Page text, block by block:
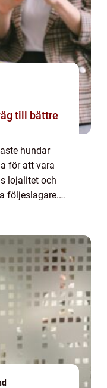
till bättre
hundar
för att vara
lojalitet och
följeslagare.